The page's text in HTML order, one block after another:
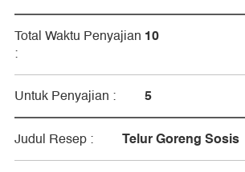
Total Waktu Penyajian
:
10
Untuk Penyajian : 5
Judul Resep : Telur Goreng Sosis